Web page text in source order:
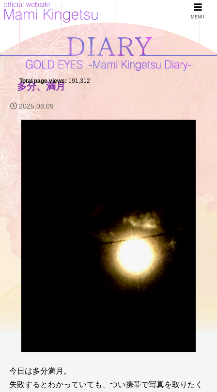
Total page views: 191,312
多分、満月
2025.08.09
今日は多分満月。
失敗するとわかっていても、つい携帯で写真を取りたく
MENU